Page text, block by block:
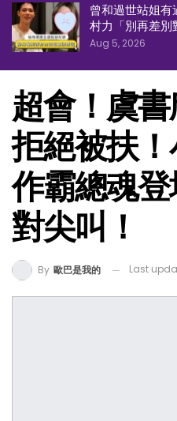
曾和過世站姐
村力「別再差別
Aug 5, 2026
超會！虞
拒絕被扶
作霸總魂
對尖叫！
By 歐巴是我的 Last